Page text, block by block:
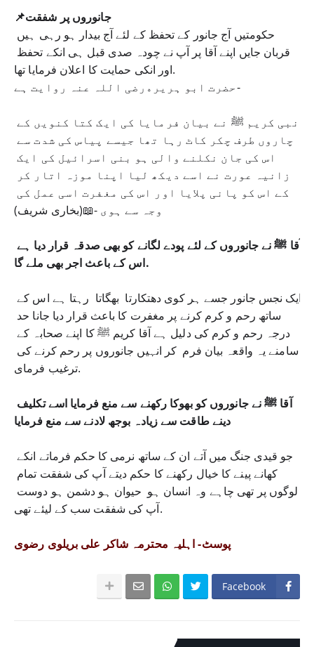
📌جانوروں پر شفقت
اور انکی حمایت کا اعلان فرمایا تھا.
حضرت ابو ہریرەرضی اللہ عنہ روایت ہے-
نبی کریم ﷺ نے بیان فرمایا کی ایک کتا کنویں کے
چاروں طرف چکر کاٹ رہا تھا جیسے پیاس کی شدت سے
اس کی جان نکلنے والی ہو بنی اسرائیل کی ایک
وجہ سے ہوى -📖(بخاری شریف)
آقا ﷺ نے جانوروں کے لئے پودے لگانے کو بھی صدقہ قرار دیا ہے
اس کے باعث اجر بھی ملے گا.
ایک نجس جانور جسے ہر کوی دھتکارتا  بھگاتا  رہتا ہے اس کے
درجہ رحم و کرم کی دلیل ہے آقا کریم ﷺ کا اپنے صحابہ کے
ترغیب فرمای.
جو قیدی جنگ میں آتے ان کے ساتھ نرمی کا حکم فرماتے انکے
آپ کی شفقت سب کے لیئے تھی.
پوسٹ- اہلیہ محترمہ شاکر علی بریلوی رضوی
Facebook